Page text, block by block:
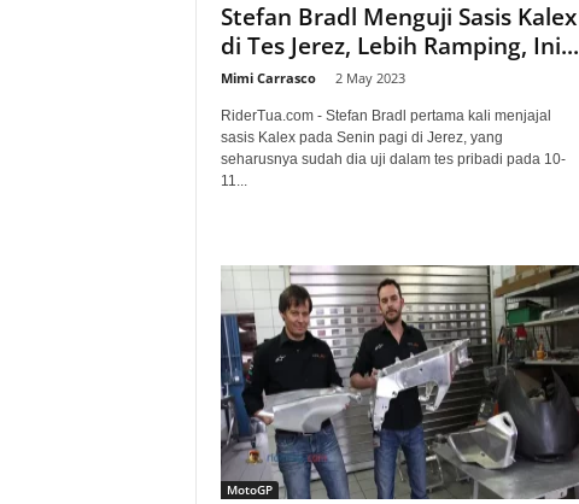
Stefan Bradl Menguji Sasis Kalex
di Tes Jerez, Lebih Ramping, Ini...
Mimi Carrasco 2 May 2023
RiderTua.com - Stefan Bradl pertama kali menjajal
sasis Kalex pada Senin pagi di Jerez, yang
seharusnya sudah dia uji dalam tes pribadi pada 10-
11...
MotoGP